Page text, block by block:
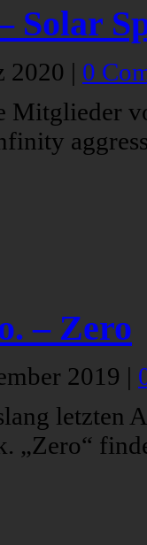
Solar
2020 | 0
Mitglieder
– Zero
2019 |
letzten
„Zero“